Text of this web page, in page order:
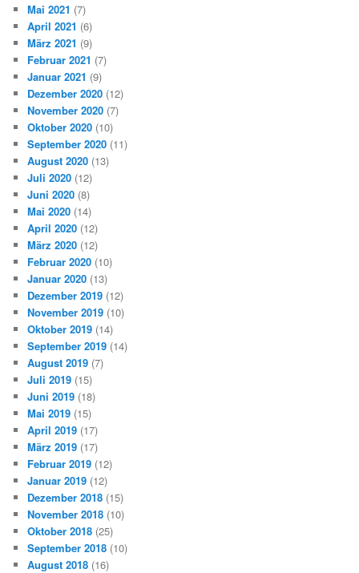
Mai 2021 (7)
April 2021 (6)
März 2021 (9)
Februar 2021 (7)
Januar 2021 (9)
Dezember 2020 (12)
November 2020 (7)
Oktober 2020 (10)
September 2020 (11)
August 2020 (13)
Juli 2020 (12)
Juni 2020 (8)
Mai 2020 (14)
April 2020 (12)
März 2020 (12)
Februar 2020 (10)
Januar 2020 (13)
Dezember 2019 (12)
November 2019 (10)
Oktober 2019 (14)
September 2019 (14)
August 2019 (7)
Juli 2019 (15)
Juni 2019 (18)
Mai 2019 (15)
April 2019 (17)
März 2019 (17)
Februar 2019 (12)
Januar 2019 (12)
Dezember 2018 (15)
November 2018 (10)
Oktober 2018 (25)
September 2018 (10)
August 2018 (16)